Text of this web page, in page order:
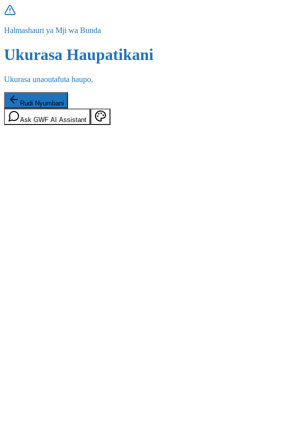
Halmashauri ya Mji wa Bunda
Ukurasa Haupatikani
Ukurasa unaoutafuta haupo.
Rudi Nyumbani
Ask GWF AI Assistant